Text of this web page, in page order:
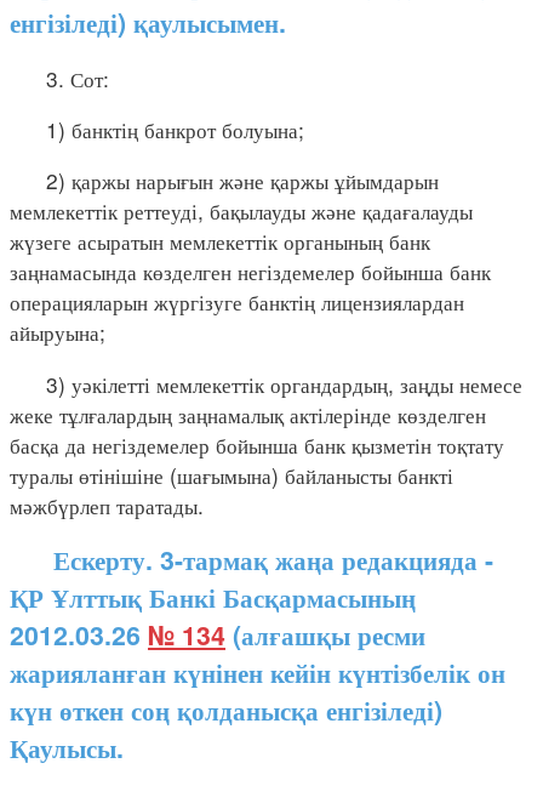
енгізіледі) қаулысымен.
3. Сот:
1) банктің банкрот болуына;
2) қаржы нарығын және қаржы ұйымдарын
мемлекеттік реттеуді, бақылауды және қадағалауды
жүзеге асыратын мемлекеттік органының банк
заңнамасында көзделген негіздемелер бойынша банк
операцияларын жүргізуге банктің лицензиялардан
айыруына;
3) уәкілетті мемлекеттік органдардың, заңды немесе
жеке тұлғалардың заңнамалық актілерінде көзделген
басқа да негіздемелер бойынша банк қызметін тоқтату
туралы өтінішіне (шағымына) байланысты банкті
мәжбүрлеп таратады.
Ескерту. 3-тармақ жаңа редакцияда -
ҚР Ұлттық Банкі Басқармасының
2012.03.26 № 134 (алғашқы ресми
жарияланған күнінен кейін күнтізбелік он
күн өткен соң қолданысқа енгізіледі)
Қаулысы.